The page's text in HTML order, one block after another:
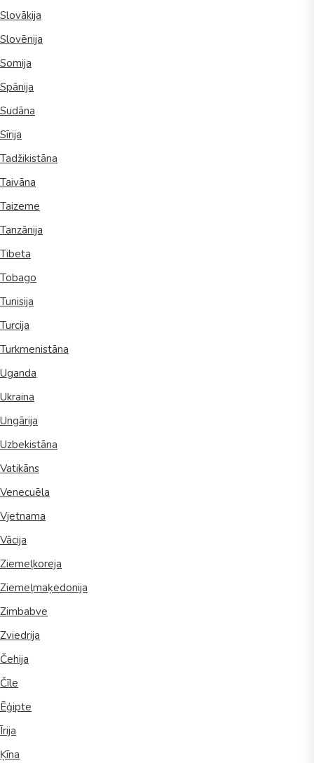
Slovākija
Slovēnija
Somija
Spānija
Sudāna
Sīrija
Tadžikistāna
Taivāna
Taizeme
Tanzānija
Tibeta
Tobago
Tunisija
Turcija
Turkmenistāna
Uganda
Ukraina
Ungārija
Uzbekistāna
Vatikāns
Venecuēla
Vjetnama
Vācija
Ziemeļkoreja
Ziemeļmaķedonija
Zimbabve
Zviedrija
Čehija
Čīle
Ēģipte
Īrija
Ķīna